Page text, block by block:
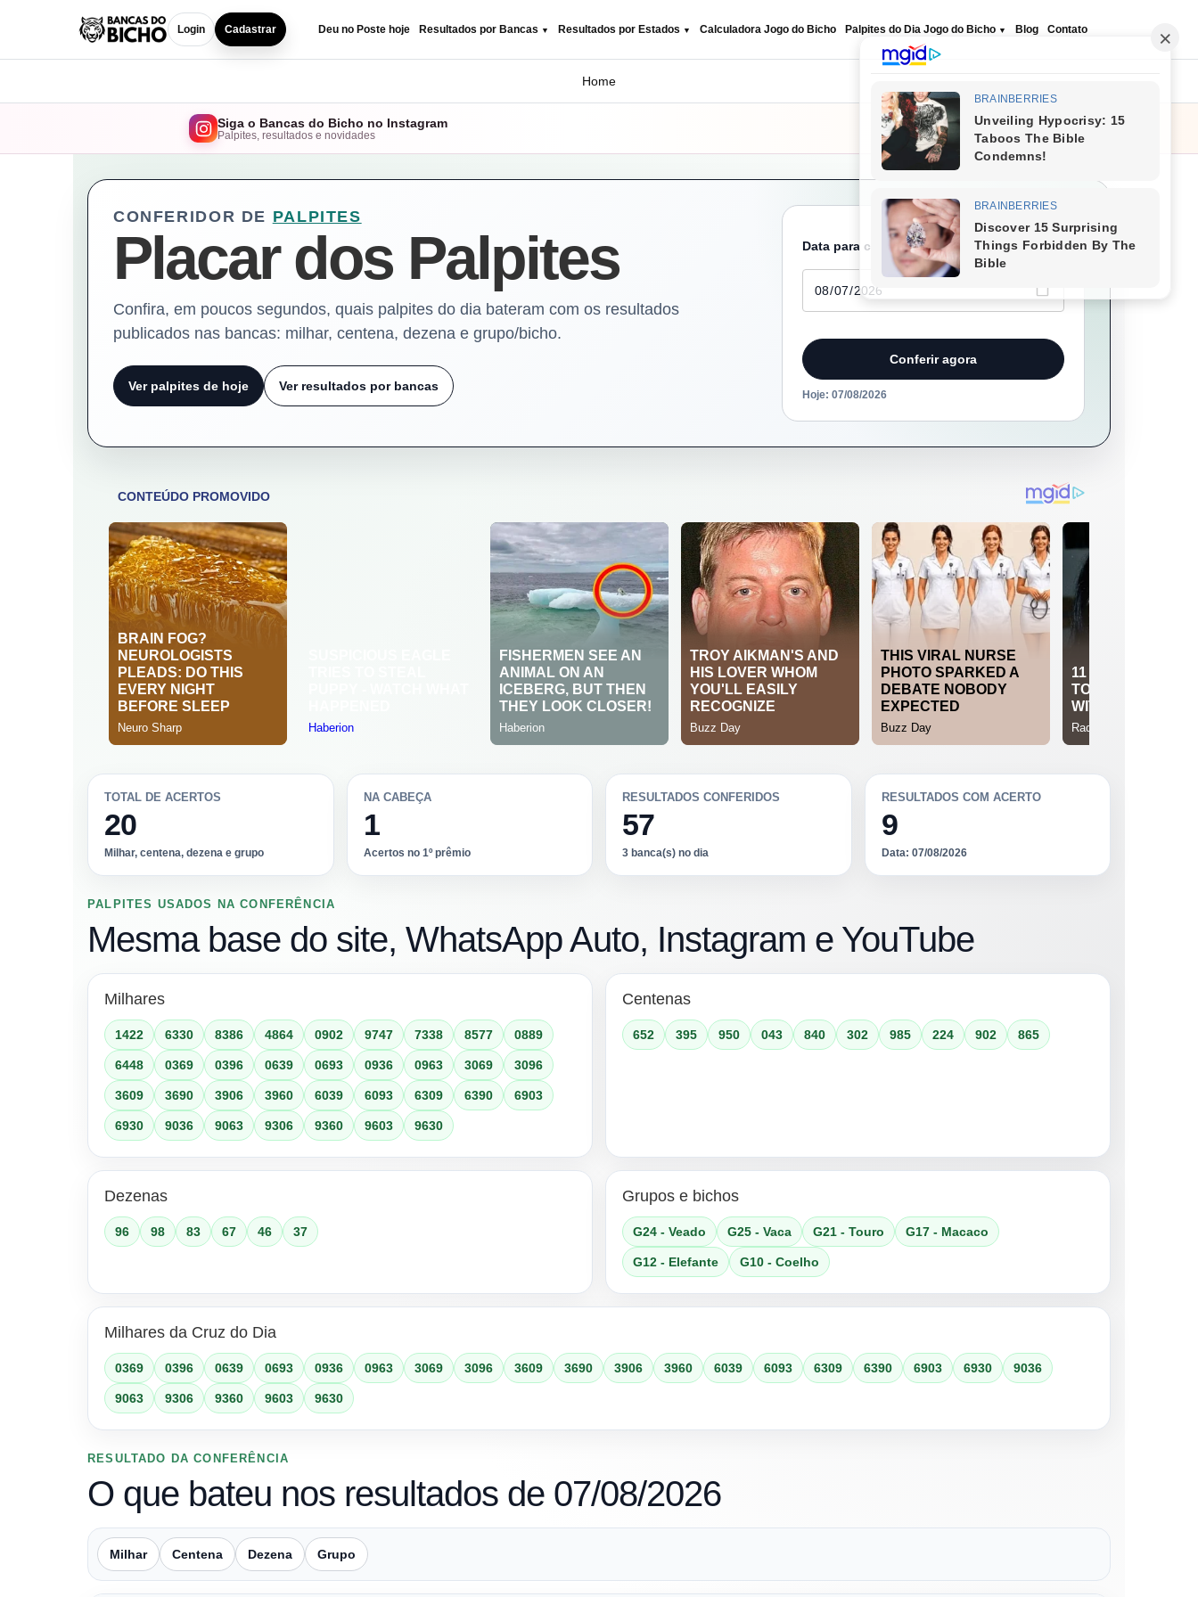
Login Cadastrar Deu no Poste hoje Resultados por Bancas Resultados por Estados Calculadora Jogo do Bicho Palpites do Dia Jogo do Bicho Blog Contato
Home
Siga o Bancas do Bicho no Instagram
Palpites, resultados e novidades
Seguir
CONFERIDOR DE PALPITES
Placar dos Palpites
Confira, em poucos segundos, quais palpites do dia bateram com os resultados
publicados nas bancas: milhar, centena, dezena e grupo/bicho.
Ver palpites de hoje Ver resultados por bancas
Data para conferir
Conferir agora
Hoje: 07/08/2026
TOTAL DE ACERTOS
20
Milhar, centena, dezena e grupo
NA CABEÇA
1
Acertos no 1º prêmio
RESULTADOS CONFERIDOS
57
3 banca(s) no dia
RESULTADOS COM ACERTO
9
Data: 07/08/2026
PALPITES USADOS NA CONFERÊNCIA
Mesma base do site, WhatsApp Auto, Instagram e YouTube
Milhares
1422 6330 8386 4864 0902 9747 7338 8577 0889
6448 0369 0396 0639 0693 0936 0963 3069 3096
3609 3690 3906 3960 6039 6093 6309 6390 6903
6930 9036 9063 9306 9360 9603 9630
Centenas
652 395 950 043 840 302 985 224 902 865
Dezenas
96 98 83 67 46 37
Grupos e bichos
G24 - Veado G25 - Vaca G21 - Touro G17 - Macaco
G12 - Elefante G10 - Coelho
Milhares da Cruz do Dia
0369 0396 0639 0693 0936 0963 3069 3096 3609 3690 3906 3960 6039 6093 6309 6390 6903 6930 9036
9063 9306 9360 9603 9630
RESULTADO DA CONFERÊNCIA
O que bateu nos resultados de 07/08/2026
Milhar Centena Dezena Grupo